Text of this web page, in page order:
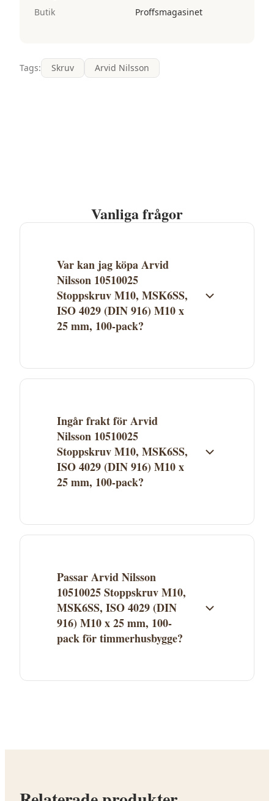
Butik
Proffsmagasinet
Tags: Skruv Arvid Nilsson
Vanliga frågor
Var kan jag köpa Arvid
Nilsson 10510025
Stoppskruv M10, MSK6SS,
ISO 4029 (DIN 916) M10 x
25 mm, 100-pack?
MSK6SS, ISO 4029 (DIN 916) M10 x 25 mm,
genomföra köpet. Aktuellt pris och
lagerstatus ser du hos Proffsmagasinet.
Ingår frakt för Arvid
Nilsson 10510025
Stoppskruv M10, MSK6SS,
ISO 4029 (DIN 916) M10 x
25 mm, 100-pack?
fraktvillkor. Se aktuella fraktuppgifter på
Passar Arvid Nilsson
10510025 Stoppskruv M10,
MSK6SS, ISO 4029 (DIN
916) M10 x 25 mm, 100-
pack för timmerhusbygge?